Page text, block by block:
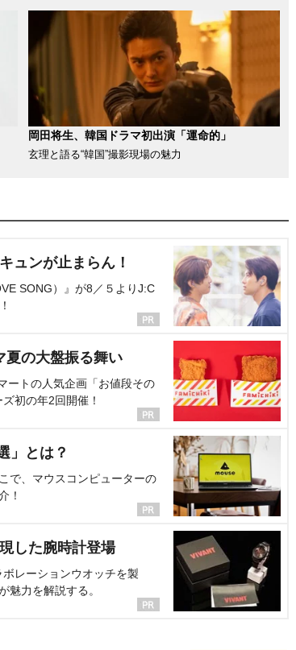
岡田将生、韓国ドラマ初出演「運命的」
玄理と語る“韓国”撮影現場の魅力
ュンが止まらん！
SONG）』が8／５よりJ:C
夏の大盤振る舞い
ートの人気企画「お値段その
初の年2回開催！
」とは？
で、マウスコンピューターの
！
した腕時計登場
レーションウオッチを製
魅力を解説する。